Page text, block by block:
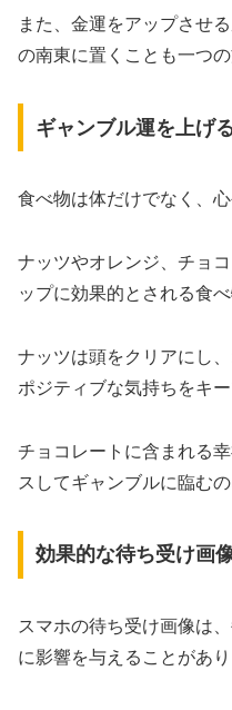
また、金運をアップさせ
の南東に置くことも一つの
ギャンブル運を上げ
食べ物は体だけでなく、
ナッツやオレンジ、チョ
ップに効果的とされる食べ
ナッツは頭をクリアにし
ポジティブな気持ちをキー
チョコレートに含まれる
スしてギャンブルに臨む
効果的な待ち受け画
スマホの待ち受け画像は
に影響を与えることがあり